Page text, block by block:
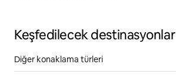
Keşfedilecek destinasyonlar
Diğer konaklama türleri